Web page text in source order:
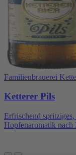
Familienbrauerei
Ketterer Pils
Erfrischend
Hopfenaromatik nach